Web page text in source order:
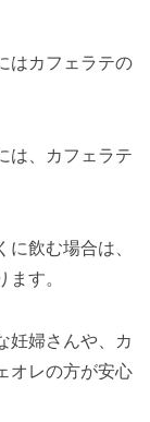
はカフェラテの
は、カフェラテ
飲む場合は、
す。
妊婦さんや、カ
オレの方が安心